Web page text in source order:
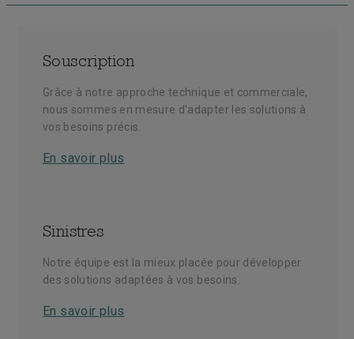
Souscription
Grâce à notre approche technique et commerciale,
nous sommes en mesure d'adapter les solutions à
vos besoins précis.
En savoir plus
Sinistres
Notre équipe est la mieux placée pour développer
des solutions adaptées à vos besoins.
En savoir plus